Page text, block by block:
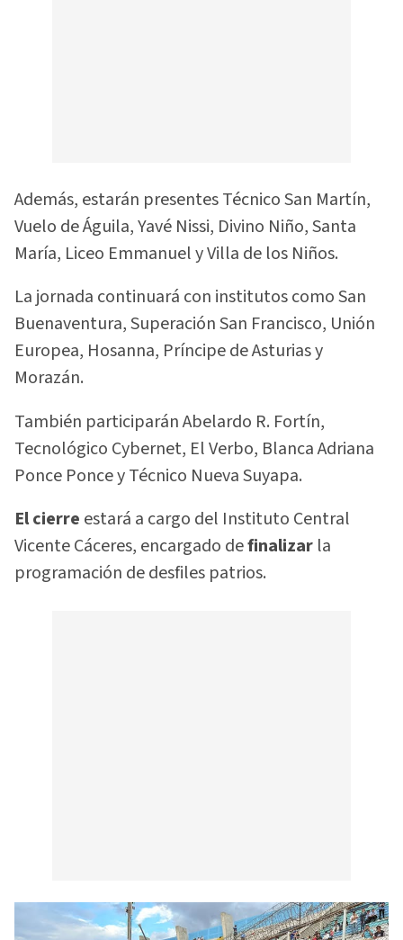
Además, estarán presentes Técnico San Martín,
Vuelo de Águila, Yavé Nissi, Divino Niño, Santa
María, Liceo Emmanuel y Villa de los Niños.
La jornada continuará con institutos como San
Buenaventura, Superación San Francisco, Unión
Europea, Hosanna, Príncipe de Asturias y
Morazán.
También participarán Abelardo R. Fortín,
Tecnológico Cybernet, El Verbo, Blanca Adriana
Ponce Ponce y Técnico Nueva Suyapa.
El cierre estará a cargo del Instituto Central
Vicente Cáceres, encargado definalizar la
programación de desfiles patrios.